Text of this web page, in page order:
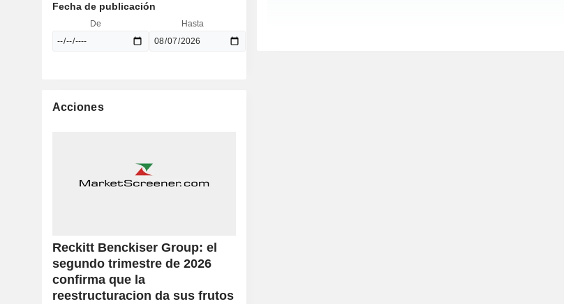
Fecha de publicación
De Hasta
Acciones
Reckitt Benckiser Group: el
segundo trimestre de 2026
confirma que la
reestructuracion da sus frutos